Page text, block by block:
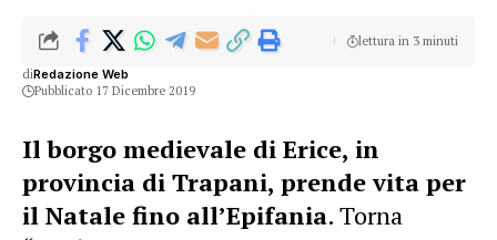
diRedazione Web
Pubblicato 17 Dicembre 2019
lettura in 3 minuti
Il borgo medievale di Erice, in
provincia di Trapani, prende vita per
il Natale fino all’Epifania. Torna